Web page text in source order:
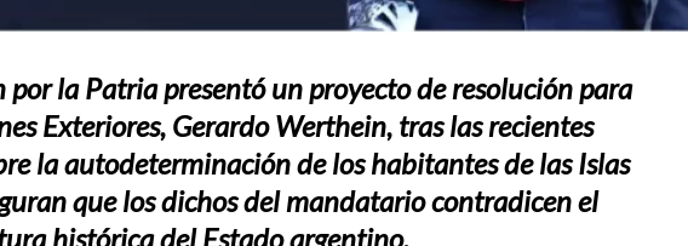
la Patria presentó un proyecto de resolución para
Exteriores, Gerardo Werthein, tras las recientes
la autodeterminación de los habitantes de las Islas
que los dichos del mandatario contradicen el
histórica del Estado argentino.